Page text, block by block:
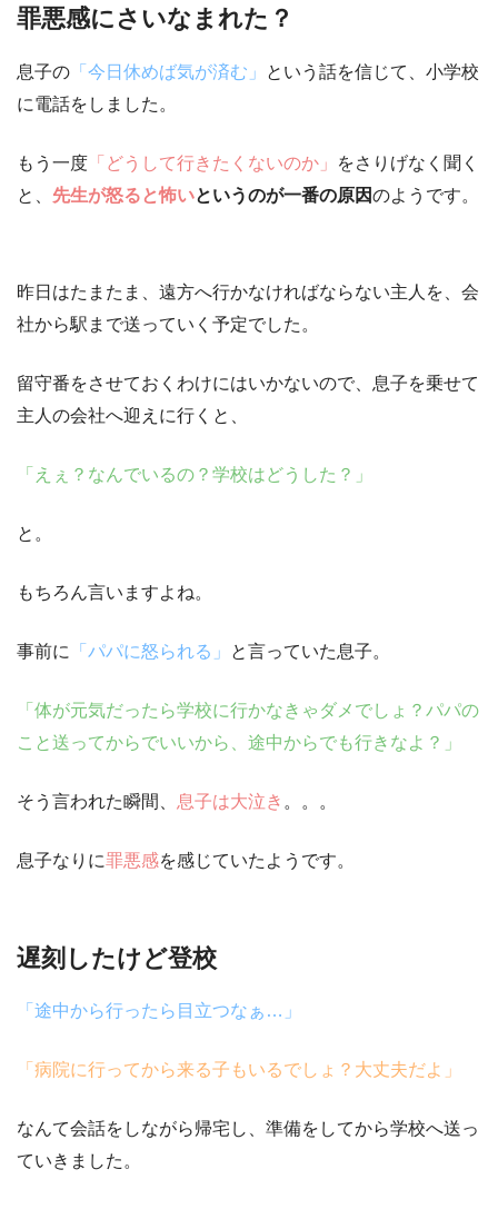
罪悪感にさいなまれた？
息子の 「今日休めば気が済む」
という話を信じて、小学校
に電話をしました。
もう一度 「どうして行きたくないのか」
をさりげなく聞く
と、 先生が怒ると怖いというのが一番の原因のようです。
昨日はたまたま、遠方へ行かなければならない主人を、会
社から駅まで送っていく予定でした。
留守番をさせておくわけにはいかないので、息子を乗せて
主人の会社へ迎えに行くと、
「えぇ？なんでいるの？学校はどうした？」
と。
もちろん言いますよね。
事前に 「パパに怒られる」 と言っていた息子。
「体が元気だったら学校に行かなきゃダメでしょ？パパの
こと送ってからでいいから、途中からでも行きなよ？」
そう言われた瞬間、 息子は大泣き 。。。
息子なりに罪悪感を感じていた ようです。
遅刻したけど登校
「途中から行ったら目立つなぁ…」
「病院に行ってから来る子もいるでしょ？大丈夫だよ」
なんて会話をしながら帰宅し、準備をしてから学校へ送っ
ていきました。